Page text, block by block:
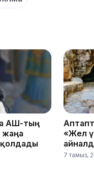
АҚШ-тың
жаңа
«Жел
7 тамыз,